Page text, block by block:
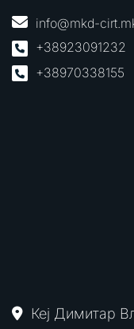
info@mkd-
+38923091232
+38970338155
Кеј Димитар